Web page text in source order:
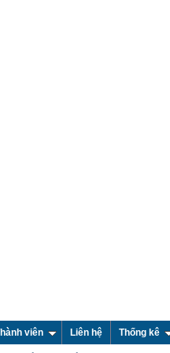
viên Liên hệ Thống kê